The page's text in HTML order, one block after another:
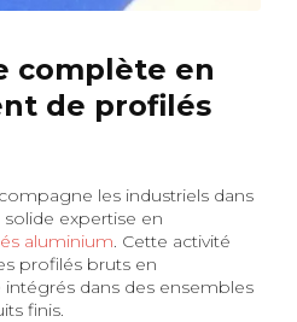
complète en
de profilés
les industriels dans
expertise en
aluminium. Cette activité
profilés bruts en
dans des ensembles
finis.